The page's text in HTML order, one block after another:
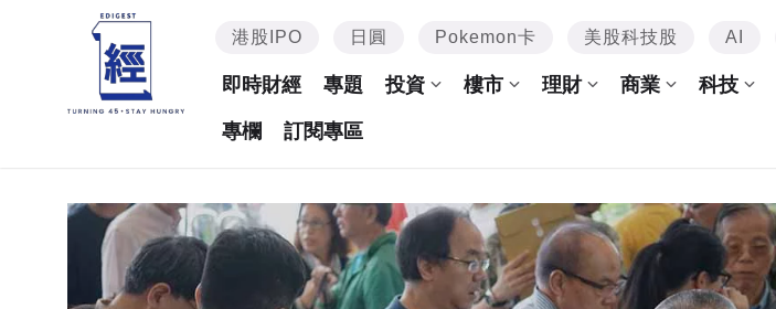
港股IPO 日圓 Pokemon卡 美股科技股 AI
即時財經 專題 投資 樓市 理財 商業 科技
專欄 訂閱專區